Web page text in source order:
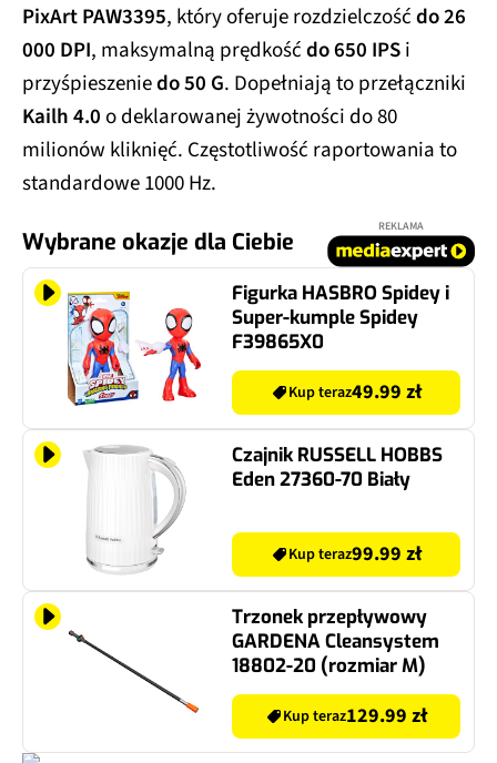
PixArt PAW3395, który oferuje rozdzielczośćdo 26
000 DPI, maksymalną prędkośćdo 650 IPSi
przyśpieszeniedo 50 G. Dopełniają to przełączniki
Kailh 4.0o deklarowanej żywotności do 80
milionów kliknięć. Częstotliwość raportowania to
standardowe 1000 Hz.
Wybrane okazje dla Ciebie
REKLAMA
Figurka HASBRO Spidey i
Super-kumple Spidey
F39865X0
Kup teraz49.99 zł
Czajnik RUSSELL HOBBS
Eden 27360-70 Biały
Kup teraz99.99 zł
Trzonek przepływowy
GARDENA Cleansystem
18802-20 (rozmiar M)
Kup teraz129.99 zł